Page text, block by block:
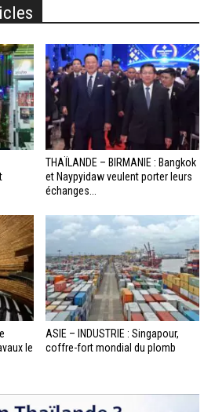
THAÏLANDE – BIRMANIE : Bangkok
et Naypyidaw veulent porter leurs
échanges...
le
ASIE – INDUSTRIE : Singapour,
coffre-fort mondial du plomb